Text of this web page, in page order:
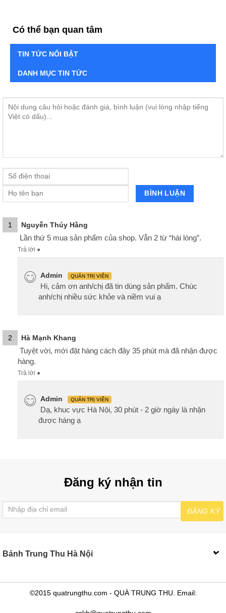
Có thể bạn quan tâm
TIN TỨC NỔI BẬT
DANH MỤC TIN TỨC
1 Nguyễn Thúy Hằng
Lần thứ 5 mua sản phẩm của shop. Vẫn 2 từ “hài lòng”.
Trả lời ●
Admin QUẢN TRỊ VIÊN
Hi, cảm ơn anh/chị đã tin dùng sản phẩm. Chúc
anh/chị nhiều sức khỏe và niềm vui ạ
2 Hà Mạnh Khang
Tuyệt vời, mới đặt hàng cách đây 35 phút mà đã nhận được
hàng.
Trả lời ●
Admin QUẢN TRỊ VIÊN
Dạ, khuc vực Hà Nội, 30 phút - 2 giờ ngày là nhận
được hàng ạ
Đăng ký nhận tin
ĐĂNG KÝ
Bánh Trung Thu Hà Nội
©2015 quatrungthu.com - QUÀ TRUNG THU. Email: